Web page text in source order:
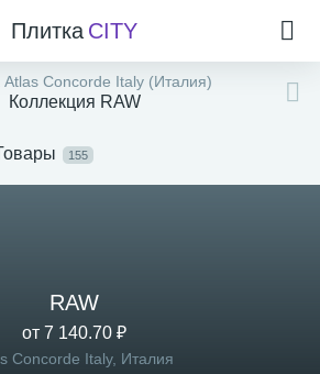
Плитка CITY
Concorde Italy (Италия)
Коллекция RAW
155
RAW
от 7 140.70 ₽
Concorde Italy, Италия